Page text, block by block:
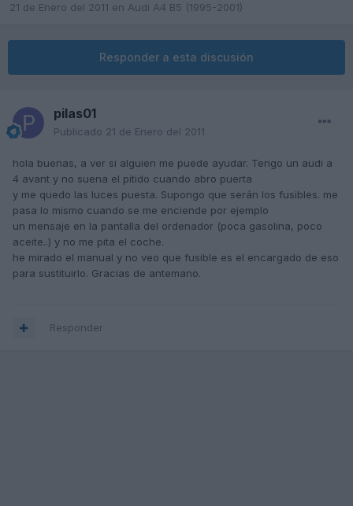
21 de Enero del 2011 en Audi A4 B5 (1995-2001)
Responder a esta discusión
pilas01
Publicado 21 de Enero del 2011
hola buenas, a ver si alguien me puede ayudar. Tengo un audi a
4 avant y no suena el pitido cuando abro puerta
y me quedo las luces puesta. Supongo que serán los fusibles. me
pasa lo mismo cuando se me enciende por ejemplo
un mensaje en la pantalla del ordenador (poca gasolina, poco
aceite..) y no me pita el coche.
he mirado el manual y no veo que fusible es el encargado de eso
para sustituirlo. Gracias de antemano.
Responder